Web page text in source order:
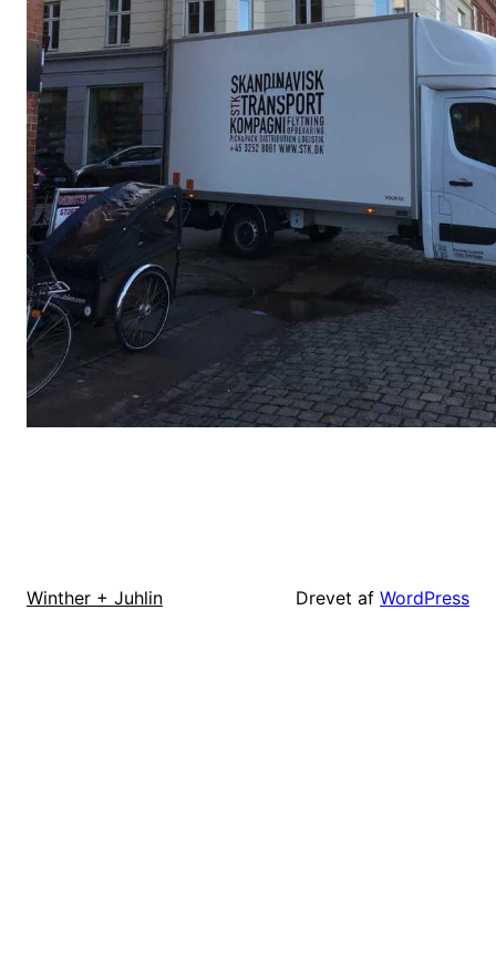
Winther + Juhlin Drevet af WordPress